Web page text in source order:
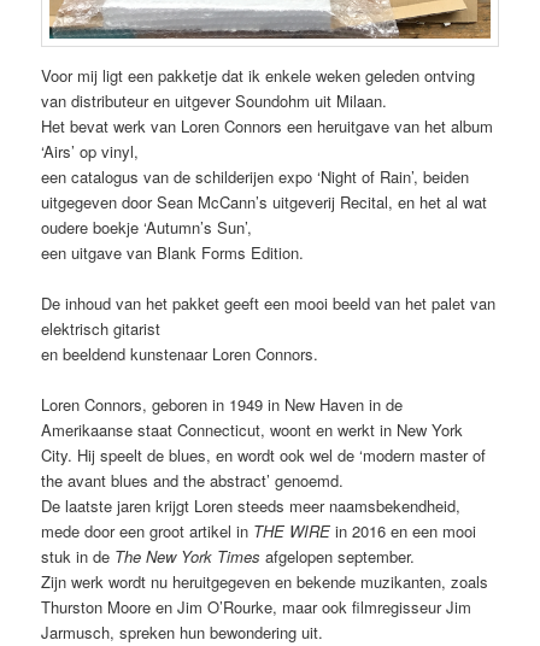
Voor mij ligt een pakketje dat ik enkele weken geleden ontving
van distributeur en uitgever Soundohm uit Milaan.
Het bevat werk van Loren Connors een heruitgave van het album
‘Airs’ op vinyl,
een catalogus van de schilderijen expo ‘Night of Rain’, beiden
uitgegeven door Sean McCann’s uitgeverij Recital, en het al wat
oudere boekje ‘Autumn’s Sun’,
een uitgave van Blank Forms Edition.
De inhoud van het pakket geeft een mooi beeld van het palet van
elektrisch gitarist
en beeldend kunstenaar Loren Connors.
Loren Connors, geboren in 1949 in New Haven in de
Amerikaanse staat Connecticut, woont en werkt in New York
City. Hij speelt de blues, en wordt ook wel de ‘modern master of
the avant blues and the abstract’ genoemd.
De laatste jaren krijgt Loren steeds meer naamsbekendheid,
mede door een groot artikel in THE WIRE in 2016 en een mooi
stuk in de The New York Times afgelopen september.
Zijn werk wordt nu heruitgegeven en bekende muzikanten, zoals
Thurston Moore en Jim O’Rourke, maar ook filmregisseur Jim
Jarmusch, spreken hun bewondering uit.